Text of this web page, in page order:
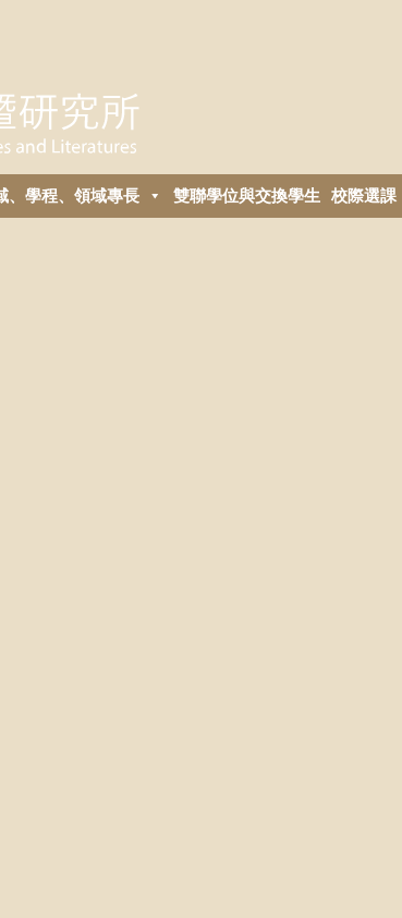
、學程、領域專長 雙聯學位與交換學生 校際選課